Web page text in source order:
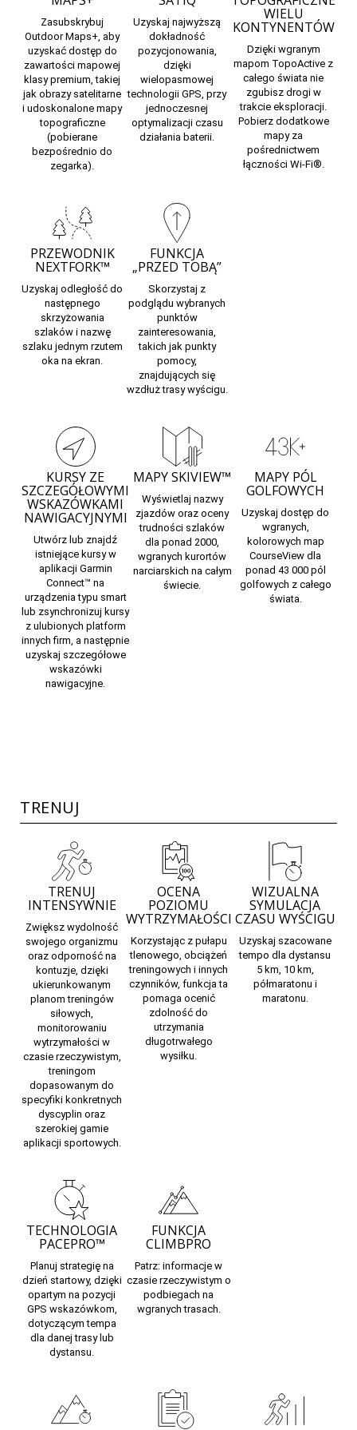
Zasubskrybuj
Outdoor Maps+, aby
uzyskać dostęp do
zawartości mapowej
klasy premium, takiej
jak obrazy satelitarne
i udoskonalone mapy
topograficzne
(pobierane
bezpośrednio do
zegarka).
Uzyskaj najwyższą
dokładność
pozycjonowania,
dzięki
wielopasmowej
technologii GPS, przy
jednoczesnej
optymalizacji czasu
działania baterii.
WIELU
KONTYNENTÓW
Dzięki wgranym
mapom TopoActive z
całego świata nie
zgubisz drogi w
trakcie eksploracji.
Pobierz dodatkowe
mapy za
pośrednictwem
łączności Wi-Fi®.
PRZEWODNIK
NEXTFORK™
Uzyskaj odległość do
następnego
skrzyżowania
szlaków i nazwę
szlaku jednym rzutem
oka na ekran.
FUNKCJA
„PRZED TOBĄ”
Skorzystaj z
podglądu wybranych
punktów
zainteresowania,
takich jak punkty
pomocy,
znajdujących się
wzdłuż trasy wyścigu.
KURSY ZE
SZCZEGÓŁOWYMI
WSKAZÓWKAMI
NAWIGACYJNYMI
Utwórz lub znajdź
istniejące kursy w
aplikacji Garmin
Connect™ na
urządzenia typu smart
lub zsynchronizuj kursy
z ulubionych platform
innych firm, a następnie
uzyskaj szczegółowe
wskazówki
nawigacyjne.
MAPY SKIVIEW™
Wyświetlaj nazwy
zjazdów oraz oceny
trudności szlaków
dla ponad 2000,
wgranych kurortów
narciarskich na całym
świecie.
MAPY PÓL
GOLFOWYCH
Uzyskaj dostęp do
wgranych,
kolorowych map
CourseView dla
ponad 43 000 pól
golfowych z całego
świata.
TRENUJ
TRENUJ
INTENSYWNIE
Zwiększ wydolność
swojego organizmu
oraz odporność na
kontuzje, dzięki
ukierunkowanym
planom treningów
siłowych,
monitorowaniu
wytrzymałości w
czasie rzeczywistym,
treningom
dopasowanym do
specyfiki konkretnych
dyscyplin oraz
szerokiej gamie
aplikacji sportowych.
OCENA
POZIOMU
WYTRZYMAŁOŚCI
Korzystając z pułapu
tlenowego, obciążeń
treningowych i innych
czynników, funkcja ta
pomaga ocenić
zdolność do
utrzymania
długotrwałego
wysiłku.
WIZUALNA
SYMULACJA
CZASU WYŚCIGU
Uzyskaj szacowane
tempo dla dystansu
5 km, 10 km,
półmaratonu i
maratonu.
TECHNOLOGIA
PACEPRO™
Planuj strategię na
dzień startowy, dzięki
opartym na pozycji
GPS wskazówkom,
dotyczącym tempa
dla danej trasy lub
dystansu.
FUNKCJA
CLIMBPRO
Patrz: informacje w
czasie rzeczywistym o
podbiegach na
wgranych trasach.